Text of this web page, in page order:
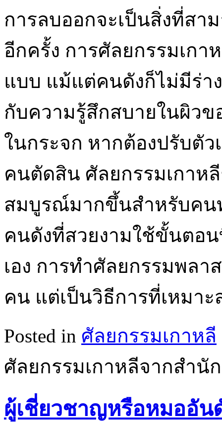
การลบออกจะเป็นสิ่งที่สา
อีกครั้ง การศัลยกรรมเก
แบบ แม้แต่คนดังก็ไม่มีร่
กับความรู้สึกสบายในผิว
ในกระจก หากต้องปรับตัว
คนตัดสิน ศัลยกรรมเกา
สมบูรณ์มากขึ้นสำหรับคน
คนดังที่สวยงามใช้ขั้นตอ
เอง การทำศัลยกรรมพล
คน แต่เป็นวิธีการที่เหม
Posted in ศัลยกรรมเกาหลี
ศัลยกรรมเกาหลีจากสำ
ผู้เชี่ยวชาญหรือหมออัน